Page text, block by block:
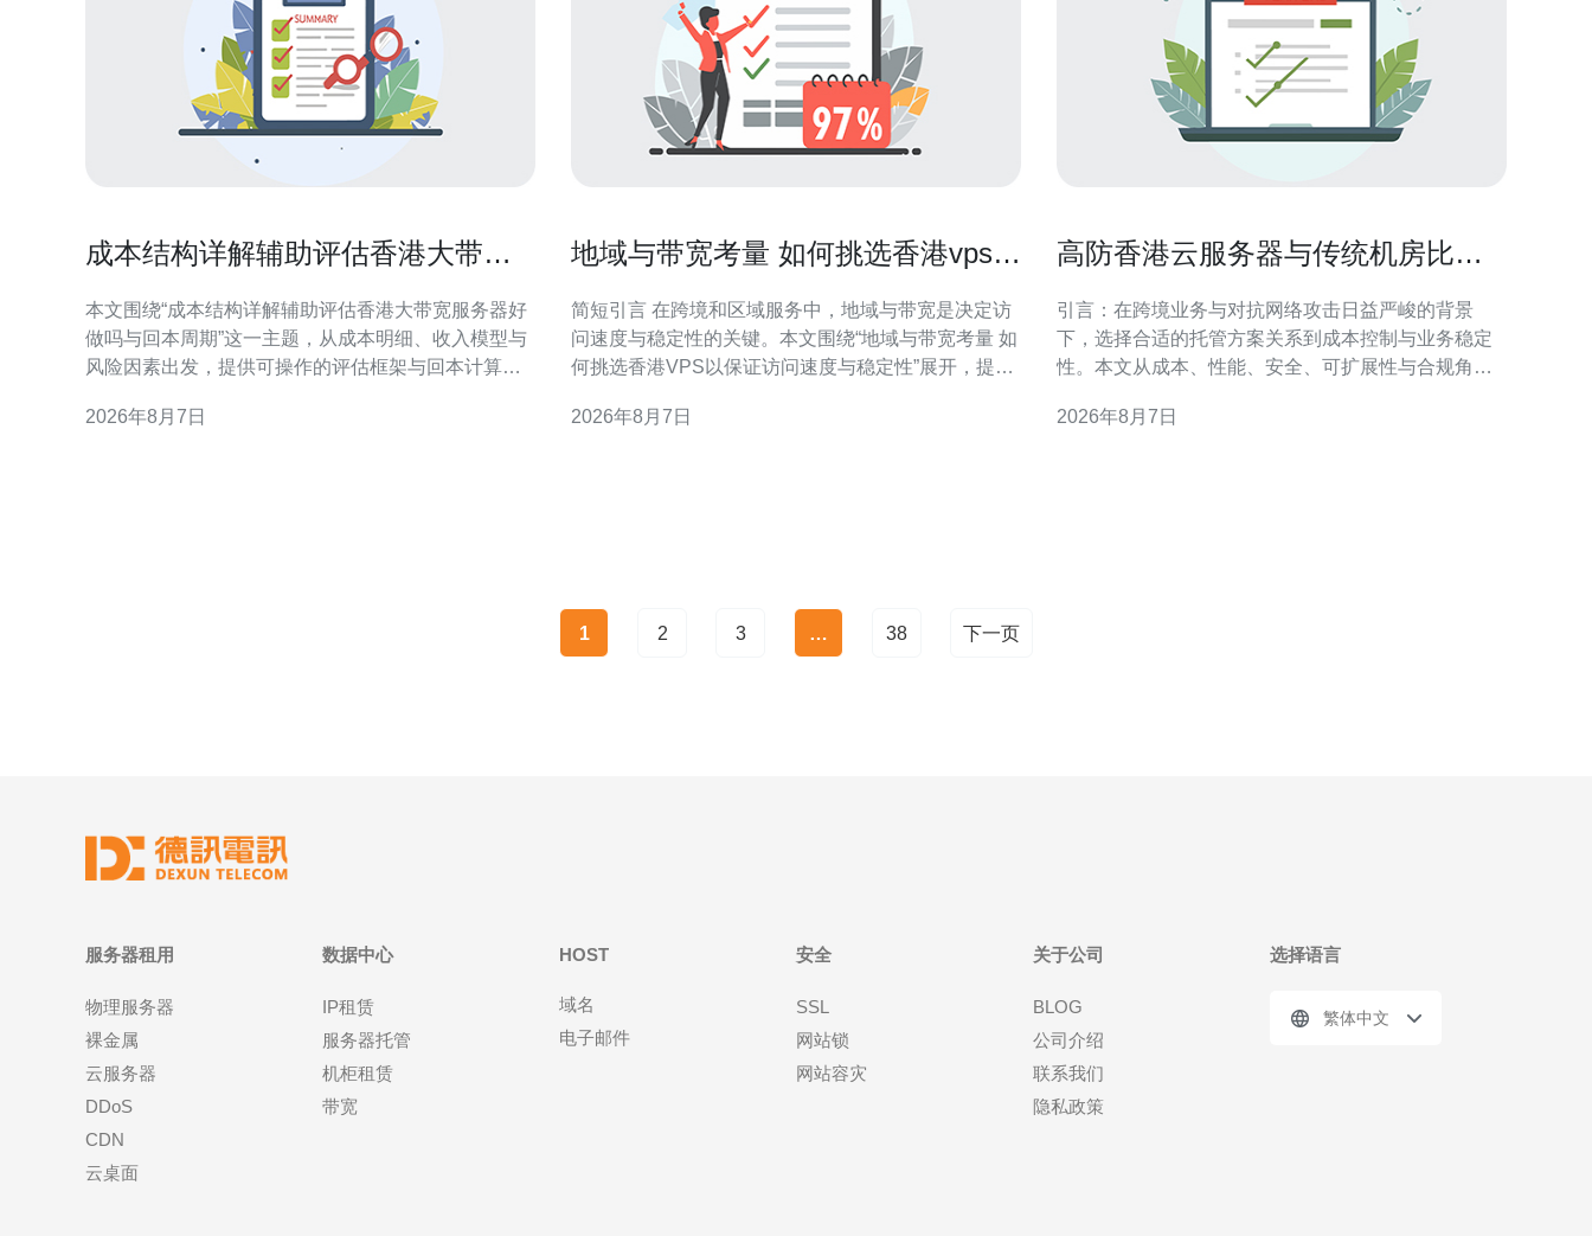
成本结构详解辅助评估香港大带宽
本文围绕“成本结构详解辅助评估香港大带宽服务器好
做吗与回本周期”这一主题，从成本明细、收入模型与
风险因素出发，提供可操作的评估框架与回本计算方
断。 成本构成：区分固定成本与可变成本 评估香港大
2026年8月7日
地域与带宽考量 如何挑选香港vps以
简短引言 在跨境和区域服务中，地域与带宽是决定访
问速度与稳定性的关键。本文围绕“地域与带宽考量 如
何挑选香港VPS以保证访问速度与稳定性”展开，提供
下的落地决策。 理解香港VPS的地域优势 香港作为亚
2026年8月7日
高防香港云服务器与传统机房比较
引言：在跨境业务与对抗网络攻击日益严峻的背景
下，选择合适的托管方案关系到成本控制与业务稳定
性。本文从成本、性能、安全、可扩展性与合规角
帮助企业做出数据驱动的决策。 高防香港云服务器概
2026年8月7日
1 2 3 … 38 下一页
服务器租用
物理服务器
裸金属
云服务器
DDoS
CDN
云桌面
数据中心
IP租赁
服务器托管
机柜租赁
带宽
HOST
域名
电子邮件
安全
SSL
网站锁
网站容灾
关于公司
BLOG
公司介绍
联系我们
隐私政策
选择语言
繁体中文